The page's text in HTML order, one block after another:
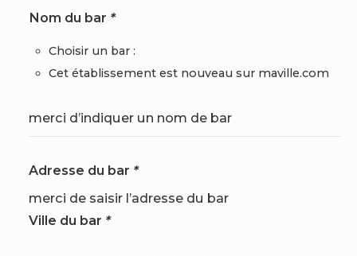
Nom du bar *
Choisir un bar :
Cet établissement est nouveau sur maville.com
merci d’indiquer un nom de bar
Adresse du bar *
merci de saisir l’adresse du bar
Ville du bar *